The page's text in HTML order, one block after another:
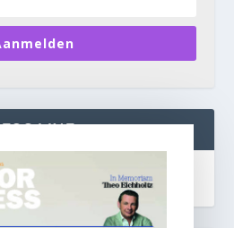
LIVE: